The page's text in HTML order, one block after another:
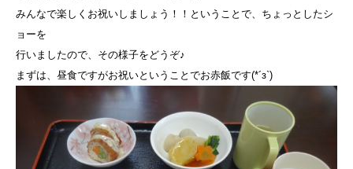
みんなで楽しくお祝いしましょう！！ということで、ちょっとしたシ
ョーを
行いましたので、その様子をどうぞ♪
まずは、昼食ですがお祝いということでお赤飯です(*´з`)